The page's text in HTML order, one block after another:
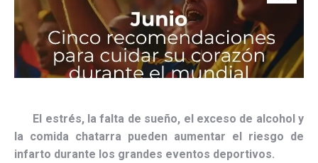
El estrés, la falta de sueño, el exceso de alcohol y
la comida chatarra pueden aumentar el riesgo de
infarto durante los grandes eventos deportivos.